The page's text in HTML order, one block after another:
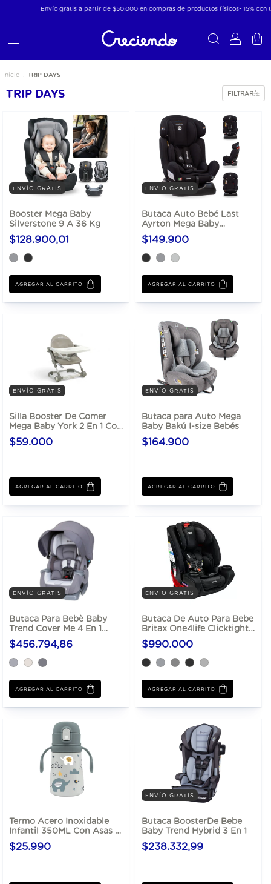
Envío gratis a partir de $50.000 en compras de productos físicos- 15% con
0
Inicio TRIP DAYS
TRIP DAYS FILTRAR
ENVÍO GRATIS
Booster Mega Baby
Silverstone 9 A 36 Kg
$128.900,01
AGREGAR AL CARRITO
ENVÍO GRATIS
Butaca Auto Bebé Last
Ayrton Mega Baby
Convertible 0-25 Kg
$149.900
AGREGAR AL CARRITO
ENVÍO GRATIS
Silla Booster De Comer
Mega Baby York 2 En 1 Con
Alturas
$59.000
AGREGAR AL CARRITO
ENVÍO GRATIS
Butaca para Auto Mega
Baby Bakú I-size Bebés
$164.900
ENVÍO GRATIS
Butaca Para Bebè Baby
Trend Cover Me 4 En 1
Convertible Hasta 45 Kg
$456.794,86
AGREGAR AL CARRITO
ENVÍO GRATIS
Butaca De Auto Para Bebe
Britax One4life Clicktight
Hasta 54 Kg
$990.000
AGREGAR AL CARRITO
Termo Acero Inoxidable
Infantil 350ML Con Asas Y
Sorbete
$25.990
ENVÍO GRATIS
Butaca BoosterDe Bebe
Baby Trend Hybrid 3 En 1
$238.332,99